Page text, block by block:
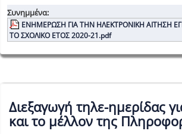
Συνημμένα:
ΕΝΗΜΕΡΩΣΗ ΓΙΑ ΤΗΝ ΗΛΕΚΤΡΟΝΙΚΗ ΑΙΤΗΣΗ
ΤΟ ΣΧΟΛΙΚΟ ΕΤΟΣ 2020-21.pdf
Διεξαγωγή τηλε-ημερίδας
και το μέλλον της